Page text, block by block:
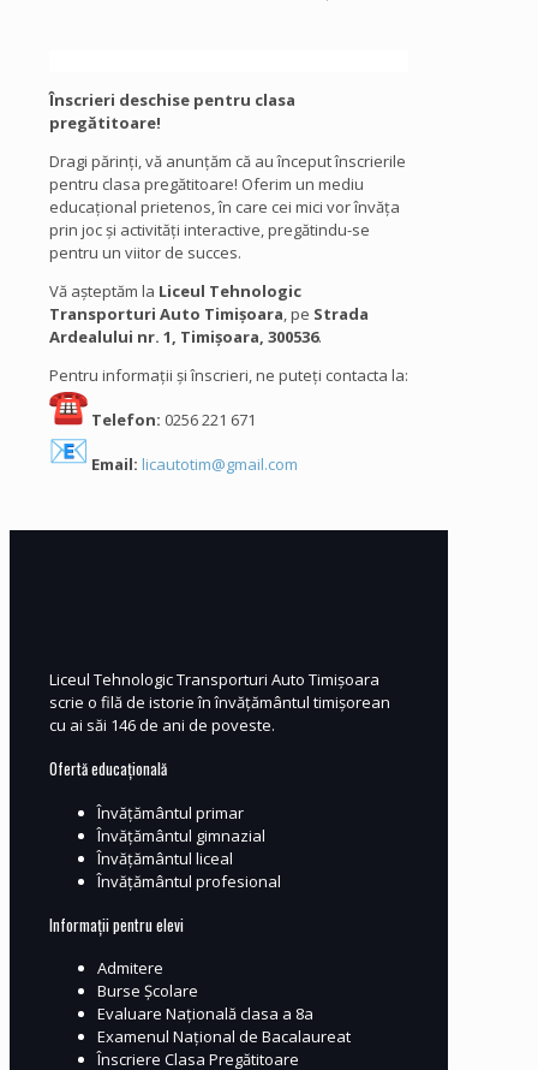
Înscrieri deschise pentru clasa
pregătitoare!
Dragi părinți, vă anunțăm că au început înscrierile
pentru clasa pregătitoare! Oferim un mediu
educațional prietenos, în care cei mici vor învăța
prin joc și activități interactive, pregătindu-se
pentru un viitor de succes.
Vă așteptăm la Liceul Tehnologic
Transporturi Auto Timișoara, pe Strada
Ardealului nr. 1, Timișoara, 300536.
Pentru informații și înscrieri, ne puteți contacta la:
Telefon: 0256 221 671
Email: licautotim@gmail.com
Liceul Tehnologic Transporturi Auto Timișoara
scrie o filă de istorie în învățământul timișorean
cu ai săi 146 de ani de poveste.
Ofertă educațională
Învățământul primar
Învățământul gimnazial
Învățământul liceal
Învățământul profesional
Informații pentru elevi
Admitere
Burse Școlare
Evaluare Națională clasa a 8a
Examenul Național de Bacalaureat
Înscriere Clasa Pregătitoare